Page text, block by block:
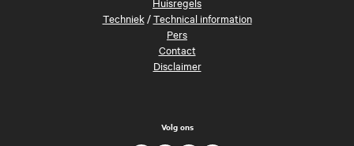
Techniek/Technical information
Pers
Contact
Disclaimer
Volg ons